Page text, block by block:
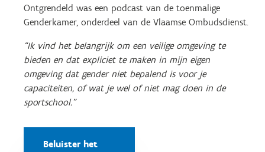
Ontgrendeld was een podcast van de toenmalige
Genderkamer, onderdeel van de Vlaamse Ombudsdienst.
“Ik vind het belangrijk om een veilige omgeving te
bieden en dat expliciet te maken in mijn eigen
omgeving dat gender niet bepalend is voor je
capaciteiten, of wat je wel of niet mag doen in de
sportschool.”
Beluister het